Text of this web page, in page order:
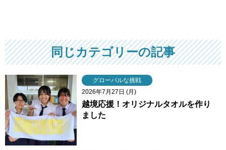
同じカテゴリーの記事
グローバルな挑戦
2026年7月27日 (月)
越境応援！オリジナルタオルを作り
ました